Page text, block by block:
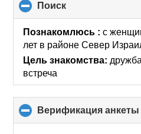
Поиск
to
collapse
contents
Познакомлюсь :с
лет в районе Север
Цель знакомства:
встреча
Верификация анкеты